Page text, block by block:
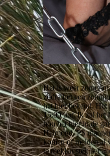
Het is weer zomer
zodra het een
het hier bekend.
15:00 uur. Ik zal het
hou het hier in de
Helmond. PS
komen of melden
te melden stelt het